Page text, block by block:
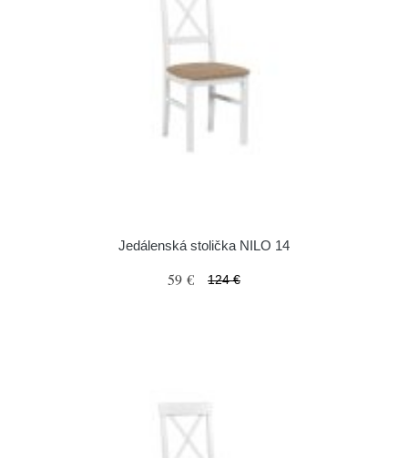
Jedálenská stolička NILO 14
59 € 124 €